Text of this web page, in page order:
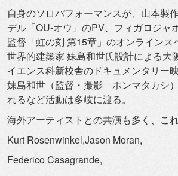
自身のソロパフォーマンスが、山本製
デル「OU-オウ」のPV、フィガロジャ
監督「虹の刻 第15章」のオンラインス
世界的建築家 妹島和世氏設計による大
イエンス科新校舎のドキュメンタリー
妹島和世（監督・撮影 ホンマタカシ
れるなど活動は多岐に渡る。
海外アーティストとの共演も多く、これ
Kurt Rosenwinkel,Jason Moran,
Federico Casagrande,